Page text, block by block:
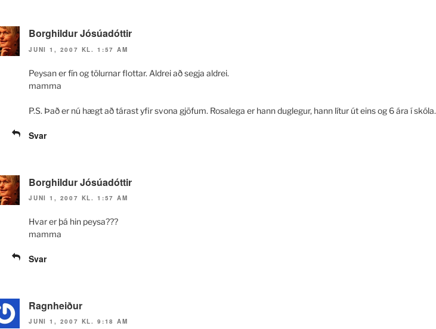
Borghildur Jósúadóttir
JUNI 1, 2007 KL. 1:57 AM
Peysan er fín og tölurnar flottar. Aldrei að segja aldrei.
mamma
P.S. Það er nú hægt að tárast yfir svona gjöfum. Rosalega er hann duglegur, hann lítur út eins og 6 ára í skóla.
Svar
Borghildur Jósúadóttir
JUNI 1, 2007 KL. 1:57 AM
Hvar er þá hin peysa???
mamma
Svar
Ragnheiður
JUNI 1, 2007 KL. 9:18 AM